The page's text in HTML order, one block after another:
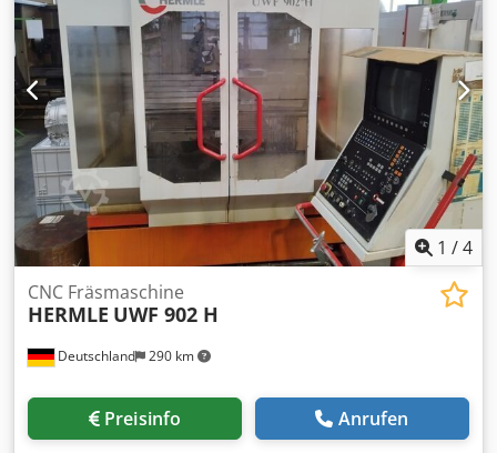
1 /4
Deutschland 290 km
CNC Fräsmaschine
HERMLE UWF 902 H
Preisinfo Anrufen